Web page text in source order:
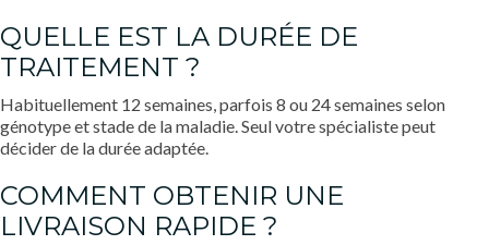
QUELLE EST LA DURÉE DE
TRAITEMENT ?
Habituellement 12 semaines, parfois 8 ou 24 semaines selon
génotype et stade de la maladie. Seul votre spécialiste peut
décider de la durée adaptée.
COMMENT OBTENIR UNE
LIVRAISON RAPIDE ?